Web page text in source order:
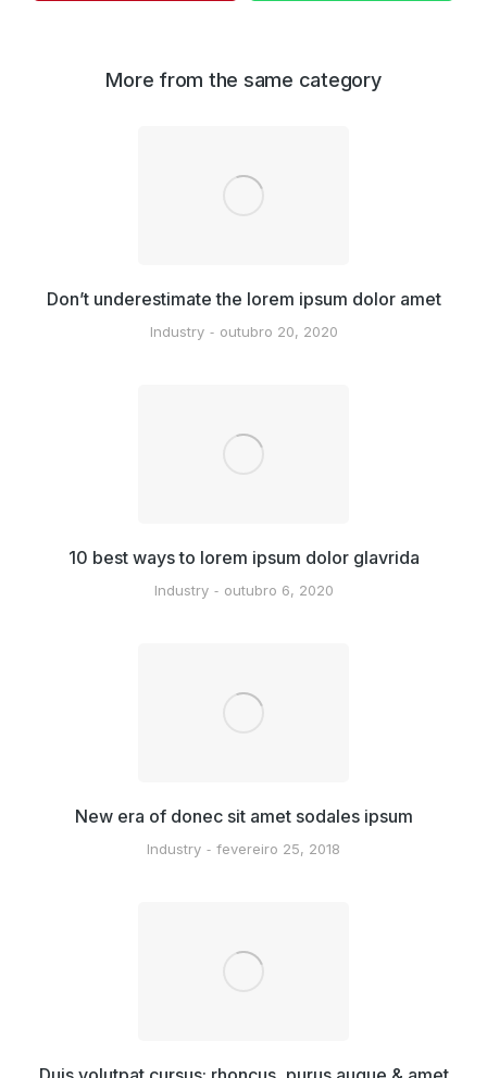
More from the same category
Don’t underestimate the lorem ipsum dolor amet
Industry outubro 20, 2020
10 best ways to lorem ipsum dolor glavrida
Industry outubro 6, 2020
New era of donec sit amet sodales ipsum
Industry fevereiro 25, 2018